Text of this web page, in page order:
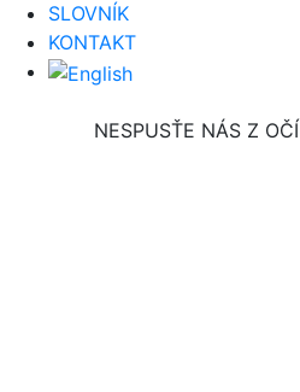
SLOVNÍK
KONTAKT
NESPUSŤE NÁS Z OČÍ